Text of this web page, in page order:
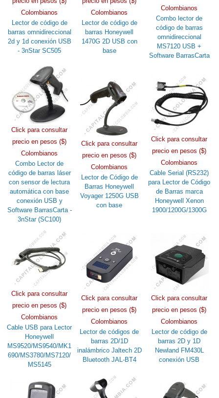
Colombianos
Lector de código de
barras omnidireccional
2d y 1d conexión USB
- 3nStar SC505
Colombianos
Lector de código de
barras Honeywell
1470G 2D USB con
base
Colombianos
Combo lector de
código de barras
omnidireccional
MS7120 USB +
Software BarrasCarta
Click para consultar
precio en pesos ($)
Colombianos
Combo Lector de
código de barras láser
con sensor de lectura
automática con base
conexión USB y
Software BarrasCarta -
3nStar (SC100)
Click para consultar
precio en pesos ($)
Colombianos
Lector de Código de
Barras Honeywell
Voyager 1250G USB
con base
Click para consultar
precio en pesos ($)
Colombianos
Cable Serial (RS232)
para Lector de Código
de Barras marca
Honeywell Xenon
1900/1200G/1300G
Click para consultar
precio en pesos ($)
Colombianos
Cable USB para Lector
Honeywell
MS9520/MS9540/MK1
690/MS3780/MS7120/
MS5145
Click para consultar
precio en pesos ($)
Colombianos
Lector de códigos de
barras 2D/1D
inalámbrico Jaltech 2D
Bluetooth JAL-BT4
Click para consultar
precio en pesos ($)
Colombianos
Lector de código de
barras 2D y 1D
Newland FM430L
conexión USB